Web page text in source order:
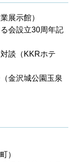
展示館）
会設立30周年記
談（KKRホテ
金沢城公園玉泉
）